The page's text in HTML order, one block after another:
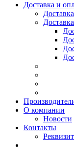
Доставка и
О компании
Новости
Контакты